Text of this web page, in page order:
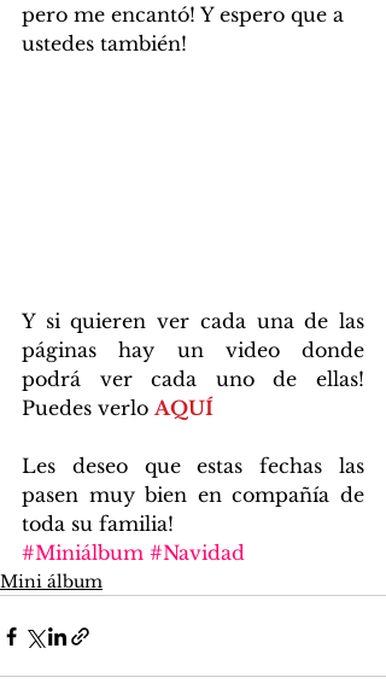
pero me encantó! Y espero que a
ustedes también!
Y si quieren ver cada una de las
páginas hay un video donde
podrá ver cada uno de ellas!
Puedes verlo AQUÍ
Les deseo que estas fechas las
pasen muy bien en compañía de
toda su familia!
#Miniálbum #Navidad
Mini álbum